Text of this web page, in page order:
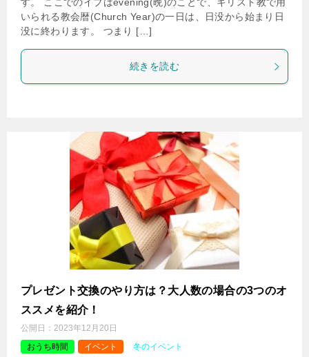
いられる教会暦(Church Year)の一日は、日没から始まり日
没に終わります。 つまり […]
続きを読む
プレゼント交換のやり方は？大人数の場合の3つのオ
ススメを紹介！
公開日： 2023年12月20日
おうち時間
イベント 冬のイベント